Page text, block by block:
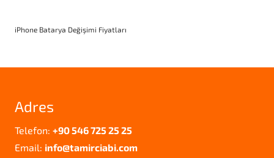
iPhone Batarya Değişimi Fiyatları
Adres
Telefon: +90 546 725 25 25
Email: info@tamirciabi.com